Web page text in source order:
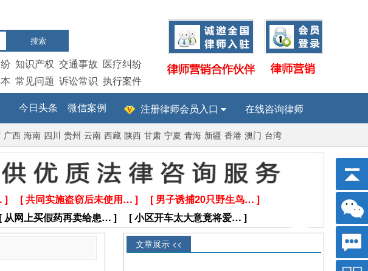
搜索
知识产权 交通事故 医疗纠纷
常见问题 诉讼常识 执行案件
今日头条 微信案例 注册律师会员入口 在线咨询律师
广西 海南 四川 贵州 云南 西藏 陕西 甘肃 宁夏 青海 新疆 香港 澳门 台湾
] [ 共同实施盗窃后未使用… ]
[ 男子诱捕20只野生鸟… ]
[ 从网上买假药再卖给患… ] [ 小区开车太大意竟将爱… ]
文章展示 <<